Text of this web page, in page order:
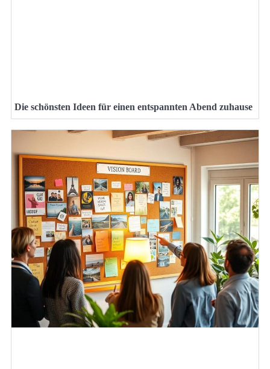
Die schönsten Ideen für einen entspannten Abend zuhause